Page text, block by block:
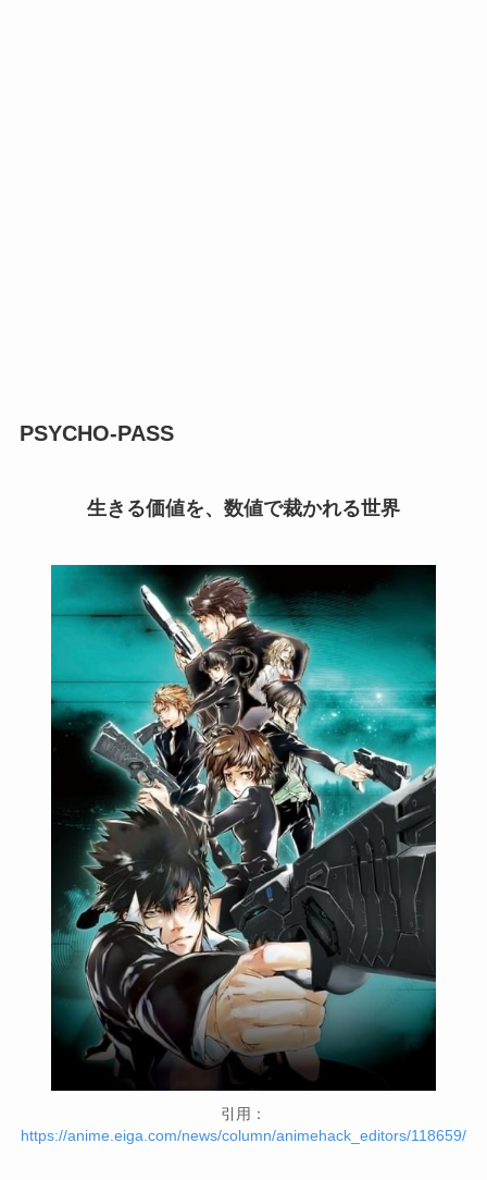
PSYCHO-PASS
生きる価値を、数値で裁かれる世界
引用：
https://anime.eiga.com/news/column/animehack_editors/118659/